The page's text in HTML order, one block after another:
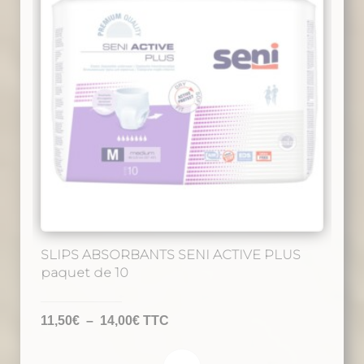
SLIPS ABSORBANTS SENI ACTIVE PLUS
paquet de 10
11,50€ – 14,00€Plage
TTC